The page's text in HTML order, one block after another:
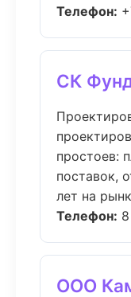
Телефон:
СК
простоев:
поставок,
лет на
Телефон:
ООО